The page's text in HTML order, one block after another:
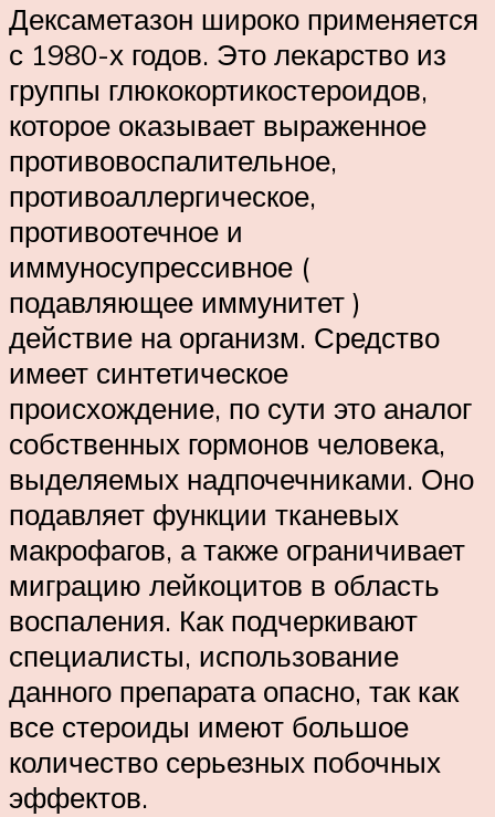
Дексаметазон широко применяется
с 1980-х годов. Это лекарство из
группы глюкокортикостероидов,
которое оказывает выраженное
противовоспалительное,
противоаллергическое,
противоотечное и
иммуносупрессивное (
подавляющее иммунитет )
действие на организм. Средство
имеет синтетическое
происхождение, по сути это аналог
собственных гормонов человека,
выделяемых надпочечниками. Оно
подавляет функции тканевых
макрофагов, а также ограничивает
миграцию лейкоцитов в область
воспаления. Как подчеркивают
специалисты, использование
данного препарата опасно, так как
все стероиды имеют большое
количество серьезных побочных
эффектов.